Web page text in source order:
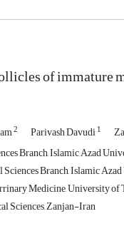
of immature
2 Parivash Davudi1
Branch, Islamic Azad
Branch, Islamic
Medicine, University
Sciences, Zanjan-Iran